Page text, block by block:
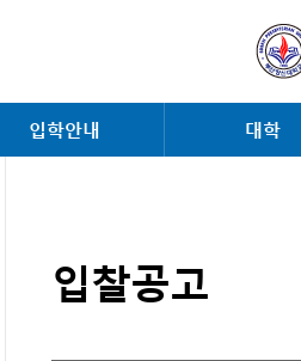
입학안내 대학
입찰공고